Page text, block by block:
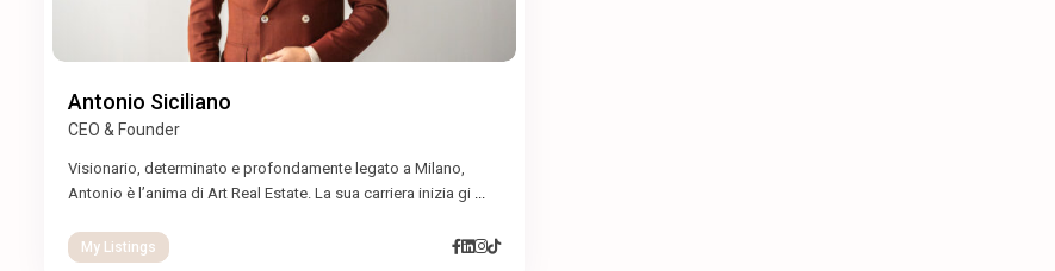
Antonio Siciliano
CEO & Founder
Visionario, determinato e profondamente legato a Milano,
Antonio è l’anima di Art Real Estate. La sua carriera inizia gi ...
My Listings